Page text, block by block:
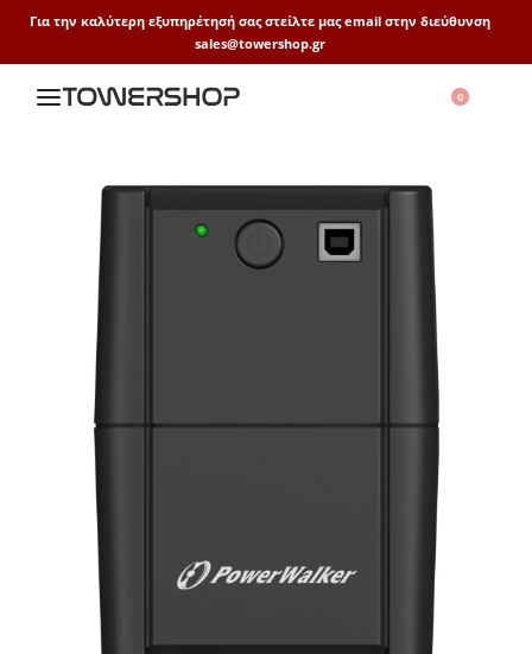
Για την καλύτερη εξυπηρέτησή σας στείλτε μας email στην διεύθυνση
sales@towershop.gr
0